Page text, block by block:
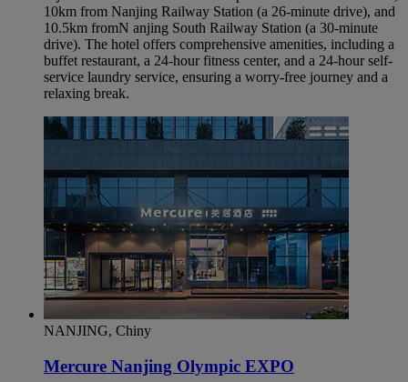
10km from Nanjing Railway Station (a 26-minute drive), and
10.5km fromN anjing South Railway Station (a 30-minute
drive). The hotel offers comprehensive amenities, including a
buffet restaurant, a 24-hour fitness center, and a 24-hour self-
service laundry service, ensuring a worry-free journey and a
relaxing break.
NANJING, Chiny
Mercure Nanjing Olympic EXPO